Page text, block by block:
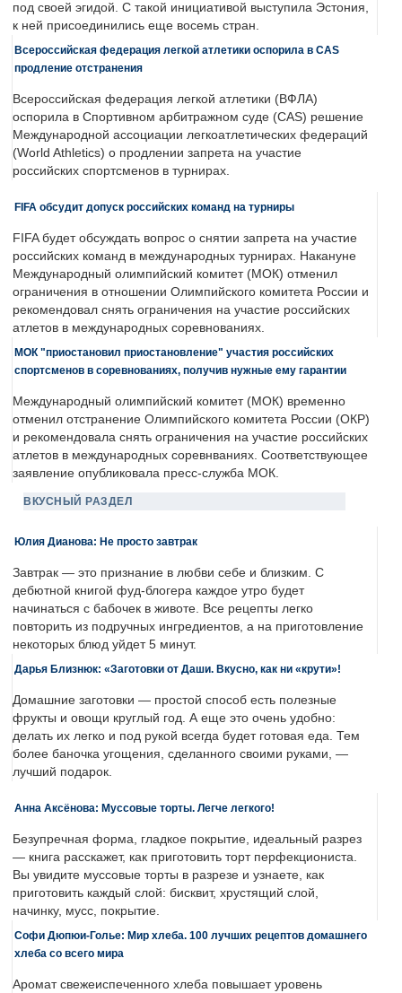
под своей эгидой. С такой инициативой выступила Эстония,
к ней присоединились еще восемь стран.
Всероссийская федерация легкой атлетики оспорила в CAS
продление отстранения
Всероссийская федерация легкой атлетики (ВФЛА)
оспорила в Спортивном арбитражном суде (CAS) решение
Международной ассоциации легкоатлетических федераций
(World Athletics) о продлении запрета на участие
российских спортсменов в турнирах.
FIFA обсудит допуск российских команд на турниры
FIFA будет обсуждать вопрос о снятии запрета на участие
российских команд в международных турнирах. Накануне
Международный олимпийский комитет (МОК) отменил
ограничения в отношении Олимпийского комитета России и
рекомендовал снять ограничения на участие российских
атлетов в международных соревнованиях.
МОК "приостановил приостановление" участия российских
спортсменов в соревнованиях, получив нужные ему гарантии
Международный олимпийский комитет (МОК) временно
отменил отстранение Олимпийского комитета России (ОКР)
и рекомендовала снять ограничения на участие российских
атлетов в международных соревнваниях. Соответствующее
заявление опубликовала пресс-служба МОК.
ВКУСНЫЙ РАЗДЕЛ
Юлия Дианова: Не просто завтрак
Завтрак — это признание в любви себе и близким. С
дебютной книгой фуд-блогера каждое утро будет
начинаться с бабочек в животе. Все рецепты легко
повторить из подручных ингредиентов, а на приготовление
некоторых блюд уйдет 5 минут.
Дарья Близнюк: «Заготовки от Даши. Вкусно, как ни «крути»!
Домашние заготовки — простой способ есть полезные
фрукты и овощи круглый год. А еще это очень удобно:
делать их легко и под рукой всегда будет готовая еда. Тем
более баночка угощения, сделанного своими руками, —
лучший подарок.
Анна Аксёнова: Муссовые торты. Легче легкого!
Безупречная форма, гладкое покрытие, идеальный разрез
— книга расскажет, как приготовить торт перфекциониста.
Вы увидите муссовые торты в разрезе и узнаете, как
приготовить каждый слой: бисквит, хрустящий слой,
начинку, мусс, покрытие.
Софи Дюпюи-Голье: Мир хлеба. 100 лучших рецептов домашнего
хлеба со всего мира
Аромат свежеиспеченного хлеба повышает уровень